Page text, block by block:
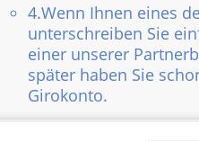
4.Wenn Ihnen eines
unterschreiben Sie
einer unserer
später haben Sie
Girokonto.